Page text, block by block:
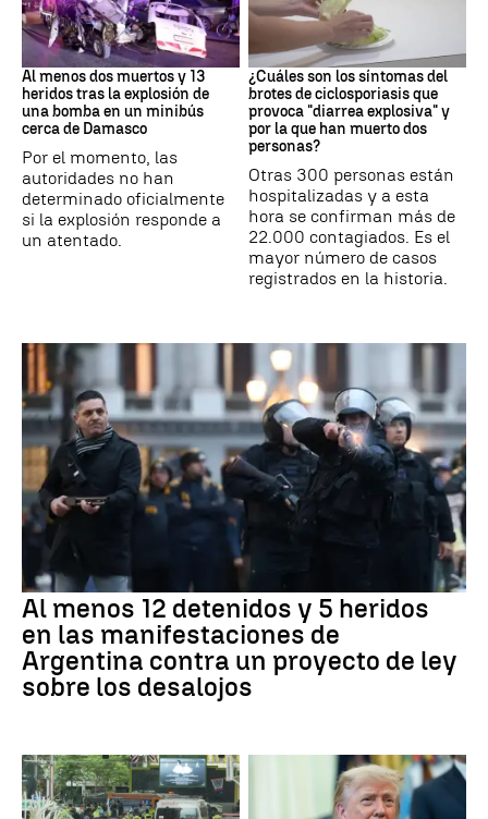
SIRIA
Al menos dos muertos y 13
heridos tras la explosión de
una bomba en un minibús
cerca de Damasco
Por el momento, las
autoridades no han
determinado oficialmente
si la explosión responde a
un atentado.
Brote
¿Cuáles son los síntomas del
brotes de ciclosporiasis que
provoca "diarrea explosiva" y
por la que han muerto dos
personas?
Otras 300 personas están
hospitalizadas y a esta
hora se confirman más de
22.000 contagiados. Es el
mayor número de casos
registrados en la historia.
Al menos 12 detenidos y 5 heridos
en las manifestaciones de
Argentina contra un proyecto de ley
sobre los desalojos